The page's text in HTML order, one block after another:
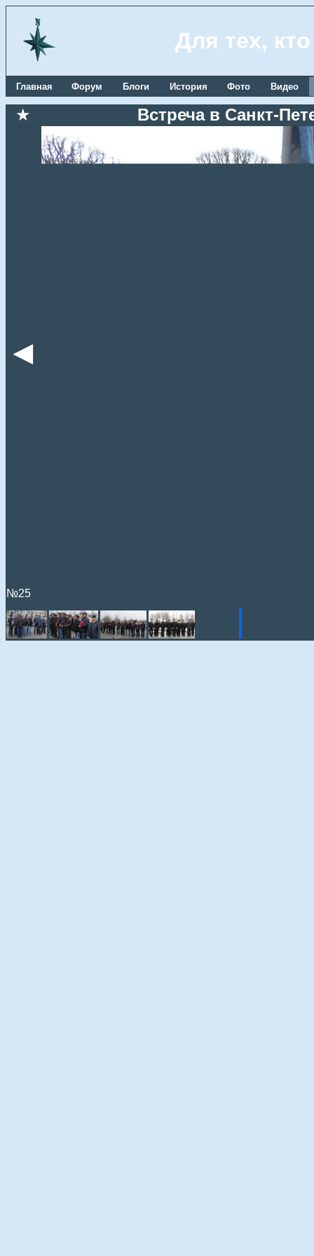
Для тех,
Главная Форум Блоги История Фото Видео
★ Встреча в Санкт-
◄
№25